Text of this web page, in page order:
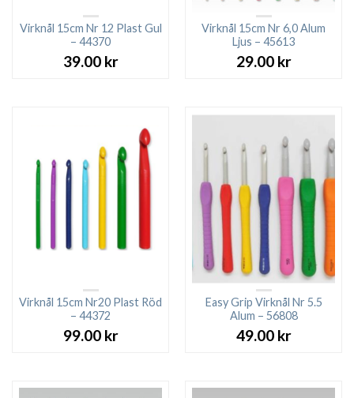
Virknål 15cm Nr 12 Plast Gul
– 44370
39.00 kr
Virknål 15cm Nr 6,0 Alum
Ljus – 45613
29.00 kr
Virknål 15cm Nr20 Plast Röd
– 44372
99.00 kr
Easy Grip Virknål Nr 5.5
Alum – 56808
49.00 kr